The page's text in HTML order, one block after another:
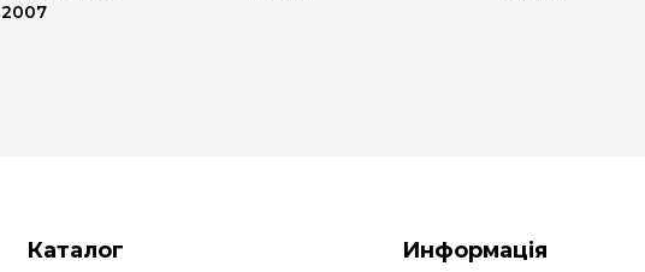
2007
Каталог Информація